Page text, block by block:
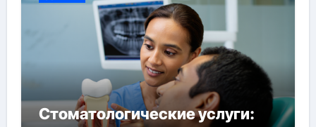
Стоматологические услуги: